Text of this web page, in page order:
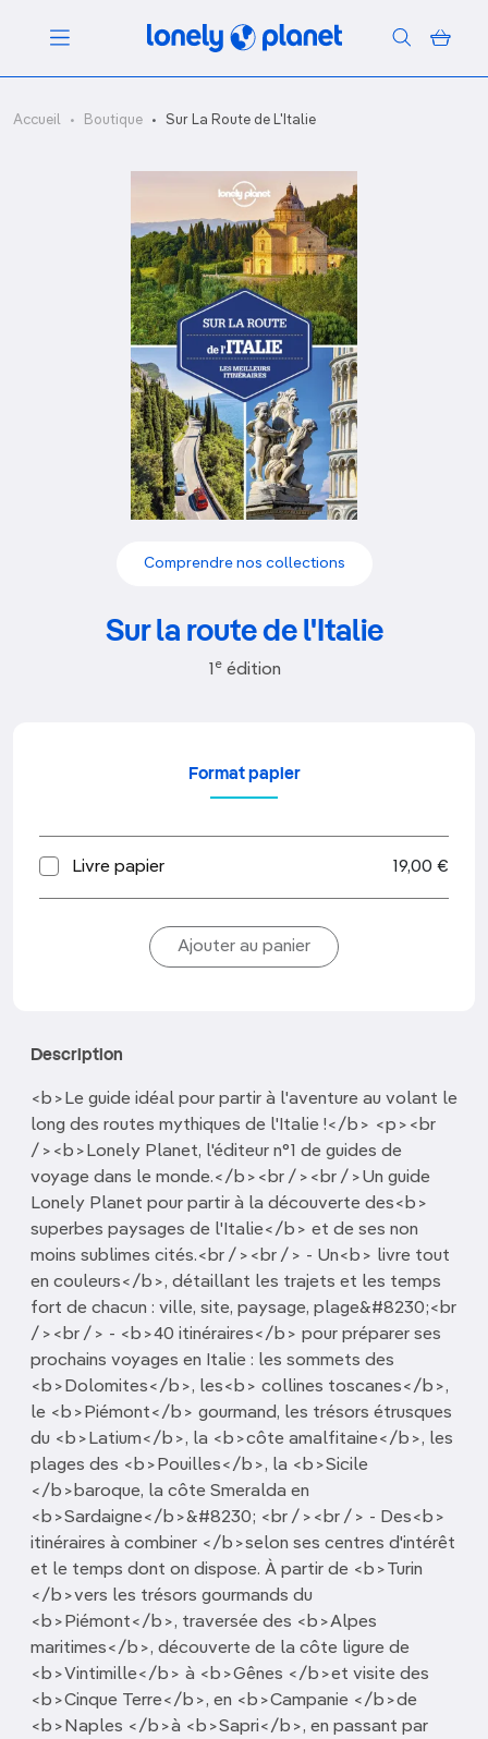
Menu
Votre recherche
Accueil Boutique Sur La Route de L'Italie
Comprendre nos collections
Sur la route de l'Italie
1 eédition
Format papier
Livre papier 19,00 €
Description
<b>Le guide idéal pour partir à l'aventure au volant le
long des routes mythiques de l'Italie !</b> <p><br
/><b>Lonely Planet, l'éditeur n°1 de guides de
voyage dans le monde.</b><br /><br />Un guide
Lonely Planet pour partir à la découverte des<b>
superbes paysages de l'Italie</b> et de ses non
moins sublimes cités.<br /><br /> - Un<b> livre tout
en couleurs</b>, détaillant les trajets et les temps
fort de chacun : ville, site, paysage, plage&#8230;<br
/><br /> - <b>40 itinéraires</b> pour préparer ses
prochains voyages en Italie : les sommets des
<b>Dolomites</b>, les<b> collines toscanes</b>,
le <b>Piémont</b> gourmand, les trésors étrusques
du <b>Latium</b>, la <b>côte amalfitaine</b>, les
plages des <b>Pouilles</b>, la <b>Sicile
</b>baroque, la côte Smeralda en
<b>Sardaigne</b>&#8230; <br /><br /> - Des<b>
itinéraires à combiner </b>selon ses centres d'intérêt
et le temps dont on dispose. À partir de <b>Turin
</b>vers les trésors gourmands du
<b>Piémont</b>, traversée des <b>Alpes
maritimes</b>, découverte de la côte ligure de
<b>Vintimille</b> à <b>Gênes </b>et visite des
<b>Cinque Terre</b>, en <b>Campanie </b>de
<b>Naples </b>à <b>Sapri</b>, en passant par